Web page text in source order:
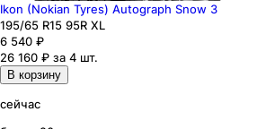
Ikon (Nokian Tyres) Autograph Snow 3
195/65 R15 95R XL
6 540 ₽
26 160 ₽ за 4 шт.
В корзину
сейчас